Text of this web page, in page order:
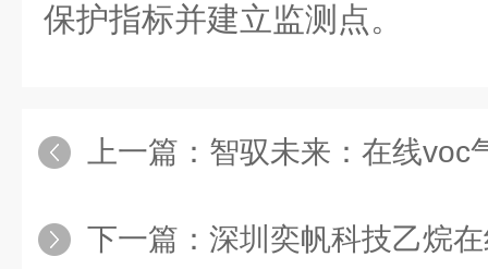
保护指标并建立监测点。
上一篇： 智驭未来：在线voc气体检
下一篇： 深圳奕帆科技乙烷在线监测系